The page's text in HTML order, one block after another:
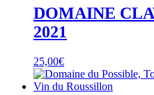
DOMAINE
2021
25,00€